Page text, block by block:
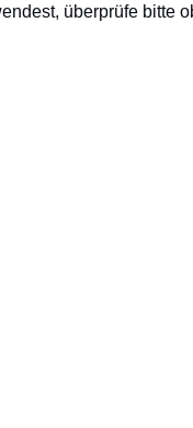
überprüfe bitte